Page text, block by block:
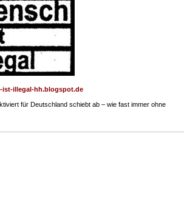
ist-illegal-hh.blogspot.de
für Deutschland schiebt ab – wie fast immer ohne